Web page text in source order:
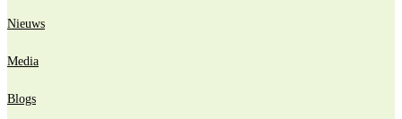
Nieuws
Media
Blogs